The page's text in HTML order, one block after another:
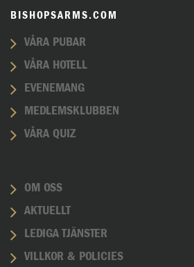
BISHOPSARMS.COM
VÅRA PUBAR
VÅRA HOTELL
EVENEMANG
MEDLEMSKLUBBEN
VÅRA QUIZ
OM OSS
AKTUELLT
LEDIGA TJÄNSTER
VILLKOR & POLICIES